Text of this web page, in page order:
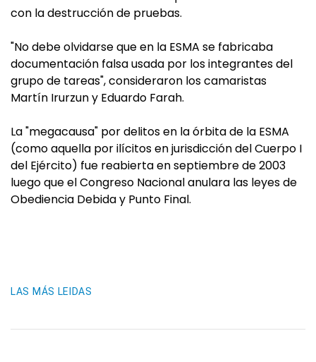
con la destrucción de pruebas.
"No debe olvidarse que en la ESMA se fabricaba
documentación falsa usada por los integrantes del
grupo de tareas", consideraron los camaristas
Martín Irurzun y Eduardo Farah.
La "megacausa" por delitos en la órbita de la ESMA
(como aquella por ilícitos en jurisdicción del Cuerpo I
del Ejército) fue reabierta en septiembre de 2003
luego que el Congreso Nacional anulara las leyes de
Obediencia Debida y Punto Final.
LAS MÁS LEIDAS